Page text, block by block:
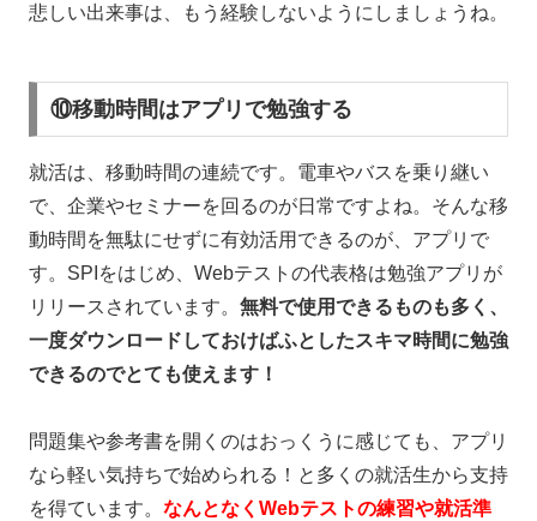
悲しい出来事は、もう経験しないようにしましょうね。
⑩移動時間はアプリで勉強する
就活は、移動時間の連続です。電車やバスを乗り継い
で、企業やセミナーを回るのが日常ですよね。そんな移
動時間を無駄にせずに有効活用できるのが、アプリで
す。 SPI をはじめ、 Webテストの代表格は勉強アプリが
リリースされています。 無料で使用できるものも多く、
一度ダウンロードしておけばふとしたスキマ時間に勉強
できるのでとても使えます！
問題集や参考書を開くのはおっくうに感じても、アプリ
なら軽い気持ちで始められる！と多くの就活生から支持
を得ています。 なんとなくWebテストの練習や就活準